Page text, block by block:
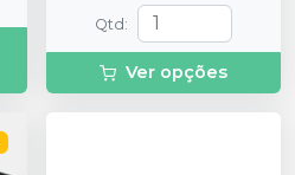
Qtd:
Ver opções